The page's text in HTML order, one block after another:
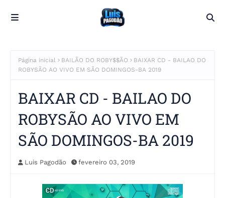
Página inicial BAILÃO DO ROBY$$ÃO
BAIXAR CD - BAILAO DO
ROBYSÃO AO VIVO EM SÃO DOMINGOS-BA 2019
BAIXAR CD - BAILAO DO
ROBYSÃO AO VIVO EM
SÃO DOMINGOS-BA 2019
Luis Pagodão fevereiro 03, 2019